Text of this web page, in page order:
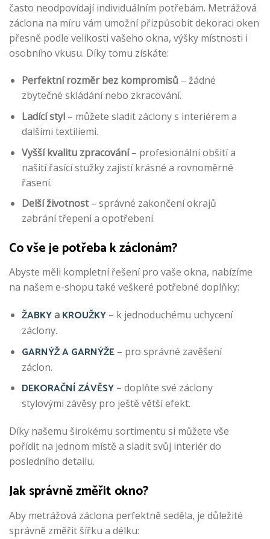
často neodpovídají individuálním potřebám. Metrážová
záclona na míru vám umožní přizpůsobit dekoraci oken
přesně podle velikosti vašeho okna, výšky místnosti i
osobního vkusu. Díky tomu získáte:
Perfektní rozměr bez kompromisů – žádné
zbytečné skládání nebo zkracování.
Ladící styl– můžete sladit záclony s interiérem a
dalšími textiliemi.
Vyšší kvalitu zpracování– profesionální obšití a
našití řasící stužky zajistí krásné a rovnoměrné
řasení.
Delší životnost– správné zakončení okrajů
zabrání třepení a opotřebení.
Co vše je potřeba k záclonám?
Abyste měli kompletní řešení pro vaše okna, nabízíme
na našem e-shopu také veškeré potřebné doplňky:
ŽABKYa KROUŽKY– k jednoduchému uchycení
záclony.
GARNÝŽ A GARNÝŽE – pro správné zavěšení
záclon.
DEKORAČNÍ ZÁVĚSY– doplňte své záclony
stylovými závěsy pro ještě větší efekt.
Díky našemu širokému sortimentu si můžete vše
pořídit na jednom místě a sladit svůj interiér do
posledního detailu.
Jak správně změřit okno?
Aby metrážová záclona perfektně seděla, je důležité
správně změřit šířku a délku: